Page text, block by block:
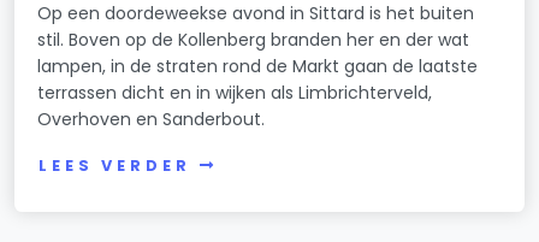
Op een doordeweekse avond in Sittard is het buiten
stil. Boven op de Kollenberg branden her en der wat
lampen, in de straten rond de Markt gaan de laatste
terrassen dicht en in wijken als Limbrichterveld,
Overhoven en Sanderbout.
LEES VERDER